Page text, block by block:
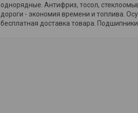
однорядные. Антифриз, тосол,
дороги - экономия времени и топлива.
бесплатная доставка товара. Подшипники